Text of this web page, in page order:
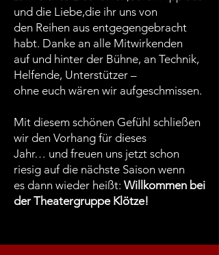
und die Liebe,die ihr uns von
den Reihen aus entgegengebracht
habt. Danke an alle Mitwirkenden
auf und hinter der Bühne, an Technik,
Helfende, Unterstützer –
ohne euch wären wir aufgeschmissen.
Mit diesem schönen Gefühl schließen
wir den Vorhang für dieses
Jahr… und freuen uns jetzt schon
riesig auf die nächste Saison wenn
es dann wieder heißt: Willkommen bei
der Theatergruppe Klötze!